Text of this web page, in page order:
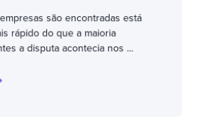
são encontradas está
rápido do que a maioria
a disputa acontecia nos ...